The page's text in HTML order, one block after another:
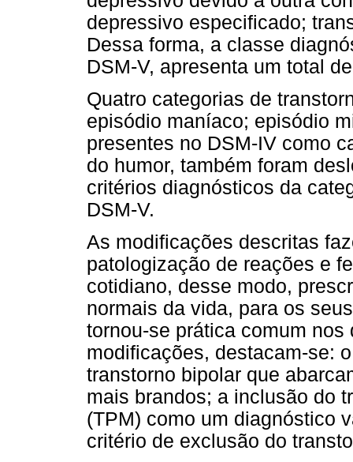
depressivo especificado;
Dessa forma, a classe
DSM-V, apresenta um total
Quatro categorias de
episódio maníaco; episódio
presentes no DSM-IV como
do humor, também foram
critérios diagnósticos da
DSM-V.
As modificações descritas
patologização de reações e
cotidiano, desse modo,
normais da vida, para os
tornou-se prática comum
modificações, destacam-se:
transtorno bipolar que
mais brandos; a inclusão do
(TPM) como um diagnóstico
critério de exclusão do